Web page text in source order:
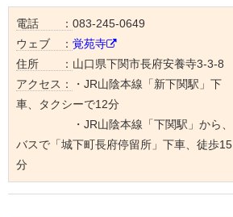
電話 ： 083-245-0649
ウェブ ： 覚苑寺
住所 ： 山口県下関市長府安養寺3-3-8
アクセス：
・JR山陰本線「新下関駅」下
車、タクシーで12分
・JR山陰本線「下関駅」から、
バスで「城下町長府停留所」下車、徒歩15
分